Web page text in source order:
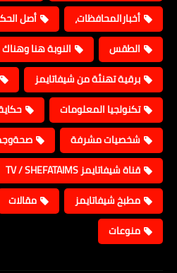
أخبارالمحافظات،
أصل
الطقس
النوبة هنا وهناك
برقية تهنئة من شيفاتايمز
تكنولجيا المعلومات
حكاية
شخصيات مشرفة
قناة شيفاتايمز TV / SHEFATAIMS
مطبخ شيفاتايمز
مقالات
منوعات